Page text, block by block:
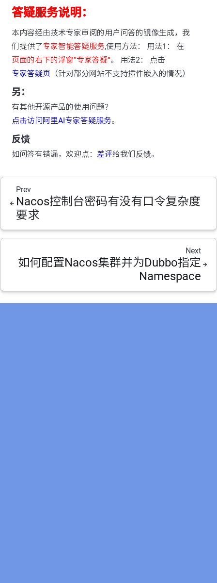
答疑服务说明：
本内容经由技术专家审阅的用户问答的镜像生成，我
们提供了专家智能答疑服务,使用方法： 用法1： 在
页面的右下的浮窗”专家答疑“。 用法2： 点击
专家答疑页 （针对部分网站不支持插件嵌入的情况）
另：
有其他开源产品的使用问题？
点击访问阿里AI专家答疑服务。
反馈
如问答有错漏，欢迎点： 差评给我们反馈。
Prev
Nacos控制台密码有没有口令复杂度
要求
Next
如何配置Nacos集群并为Dubbo指定
Namespace